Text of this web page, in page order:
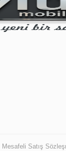
Mesafeli Satış